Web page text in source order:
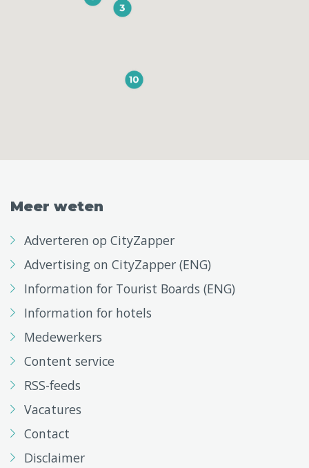
Meer weten
Adverteren op CityZapper
Advertising on CityZapper (ENG)
Information for Tourist Boards (ENG)
Information for hotels
Medewerkers
Content service
RSS-feeds
Vacatures
Contact
Disclaimer